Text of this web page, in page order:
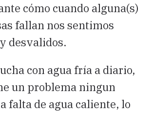
cómo cuando alguna(s)
fallan nos sentimos
desvalidos.
con agua fría a diario,
un problema ningun
falta de agua caliente, lo